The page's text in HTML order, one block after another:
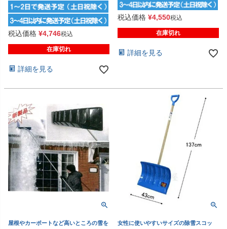
税込価格 ¥4,746税込
在庫切れ
詳細を見る
税込価格 ¥4,550税込
在庫切れ
詳細を見る
屋根やカーポートなど高いところの雪を
女性に使いやすいサイズの除雪スコッ